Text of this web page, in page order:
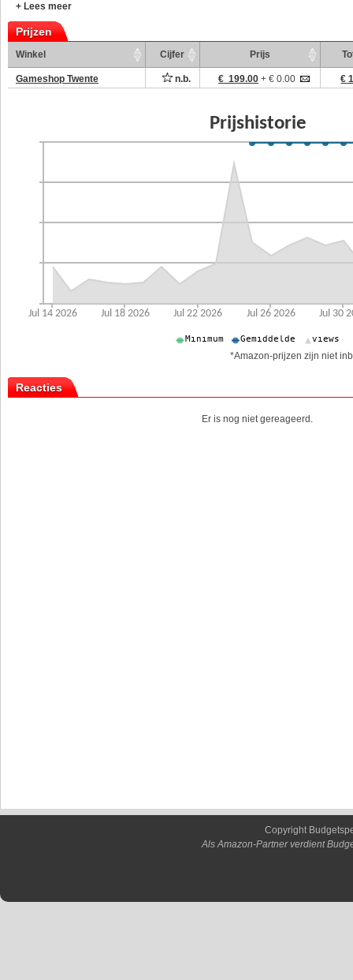
+ Lees meer
Prijzen
Winkel Cijfer Prijs
Gameshop Twente n.b. € 199.00 + € 0.00 €
*Amazon-prijzen zijn niet
Reacties
Er is nog niet gereageerd.
Copyright
Als Amazon-Partner verdient